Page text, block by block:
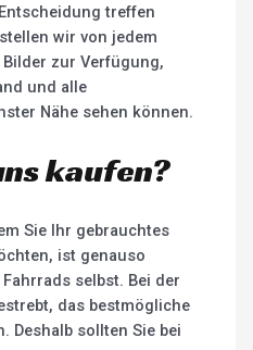
treffen
wir von jedem
zur Verfügung,
und alle
Nähe sehen können.
kaufen?
Sie Ihr gebrauchtes
ist genauso
selbst. Bei der
das bestmögliche
Deshalb sollten Sie bei